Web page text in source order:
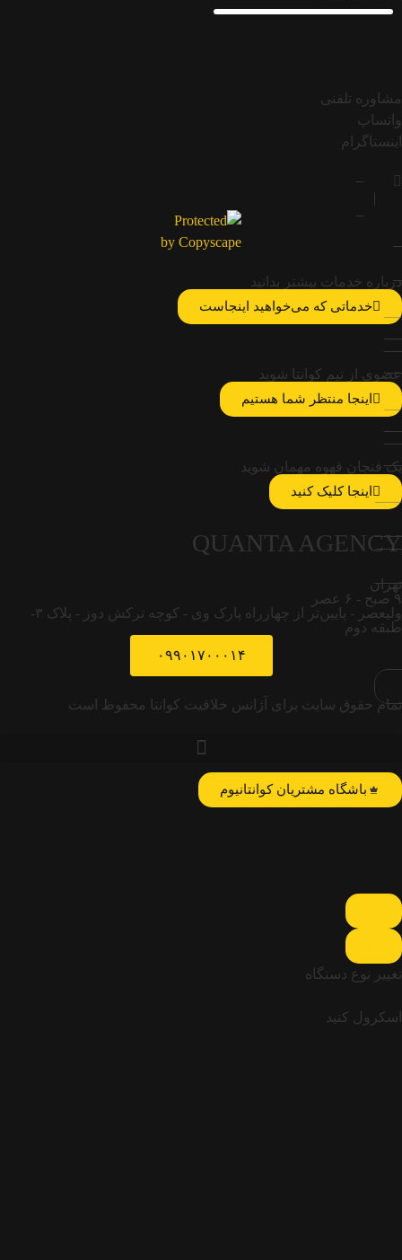
مشاوره تلفنی
واتساپ
اینستاگرام
درباره خدمات بیشتر بدانید
خدماتی که می‌خواهید اینجاست
عضوی از تیم کوانتا شوید
اینجا منتظر شما هستیم
یک فنجان قهوه مهمان شوید
اینجا کلیک کنید
QUANTA AGENCY
تهران
۹ صبح - ۶ عصر
ولیعصر - پایین‌تر از چهارراه پارک وی - کوچه ترکش دوز - پلاک ۳-
طبقه دوم
۰۹۹۰۱۷۰۰۰۱۴
تمام حقوق سایت برای آژانس خلاقیت کوانتا محفوظ است
باشگاه مشتریان کوانتانیوم
تغییر نوع دستگاه
اسکرول کنید